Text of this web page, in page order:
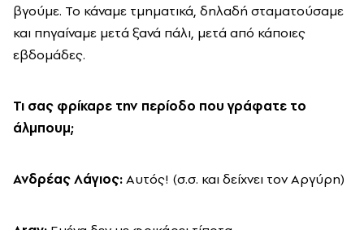
βγούμε. Το κάναμε τμηματικά, δηλαδή σταματούσαμε
και πηγαίναμε μετά ξανά πάλι, μετά από κάποιες
εβδομάδες.
Τι σας φρίκαρε την περίοδο που γράφατε το
άλμπουμ;
Ανδρέας Λάγιος:Αυτός! (σ.σ. και δείχνει τον Αργύρη)